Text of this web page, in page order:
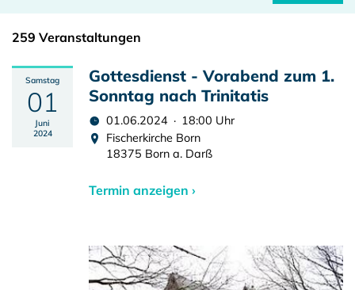
259 Veranstaltungen
Samstag
01
Juni
2024
Gottesdienst - Vorabend zum 1.
Sonntag nach Trinitatis
01.06.2024 · 18:00 Uhr
Fischerkirche Born
18375 Born a. Darß
Termin anzeigen ›